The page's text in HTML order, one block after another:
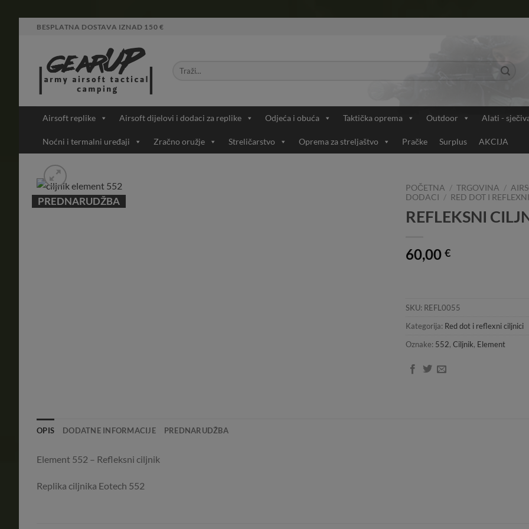
BESPLATNA DOSTAVA IZNAD 150 €
Airsoft replike Airsoft dijelovi i dodaci za replike Odjeća i obuća Taktička oprema Outdoor Alati -
Noćni i termalni uređaji Zračno oružje Streličarstvo Oprema za streljaštvo Pračke Surplus AKCIJA
PREDNARUDŽBA
POČETNA / TRGOVINA /
DODACI / RED DOT I
REFLEKSNI
60,00 €
SKU: REFL0055
Kategorija: Red dot i reflexni ciljnici
Oznake: 552, Ciljnik, Element
OPIS DODATNE INFORMACIJE PREDNARUDŽBA
Element 552 – Refleksni ciljnik
Replika ciljnika Eotech 552